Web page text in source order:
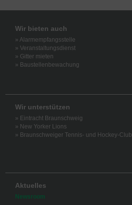
Wir bieten auch
» Alarmempfangsstelle
» Veranstaltungsdienst
» Gitter mieten
» Baustellenbewachung
Wir unterstützen
» Eintracht Braunschweig
» New Yorker Lions
» Braunschweiger Tennis- und Hockey-Club
Aktuelles
Newsroom